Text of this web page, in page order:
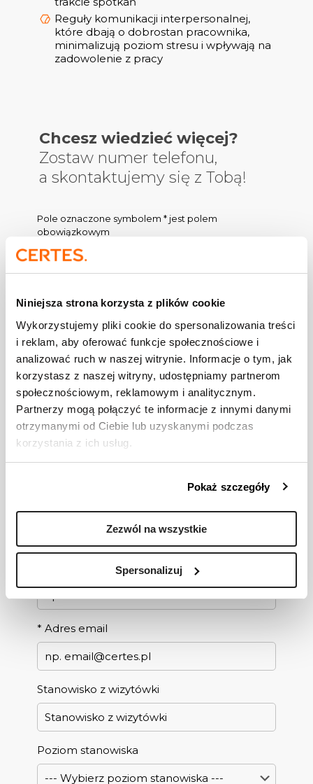
Niniejsza strona korzysta z plików cookie
Wykorzystujemy pliki cookie do spersonalizowania treści
i reklam, aby oferować funkcje społecznościowe i
analizować ruch w naszej witrynie. Informacje o tym, jak
korzystasz z naszej witryny, udostępniamy partnerom
społecznościowym, reklamowym i analitycznym.
Partnerzy mogą połączyć te informacje z innymi danymi
otrzymanymi od Ciebie lub uzyskanymi podczas
korzystania z ich usług.
Pokaż szczegóły
Zezwól na wszystkie
Spersonalizuj
Reguły komunikacji interpersonalnej,
które dbają o dobrostan pracownika,
minimalizują poziom stresu i wpływają na
zadowolenie z pracy
Chcesz wiedzieć więcej?
Zostaw numer telefonu,
a skontaktujemy się z Tobą!
Pole oznaczone symbolem * jest polem
obowiązkowym
* Temat rozmowy
Telefon kontaktowy
* Adres email
Stanowisko z wizytówki
Poziom stanowiska